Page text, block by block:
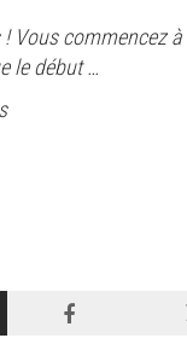
commencez à
le début …